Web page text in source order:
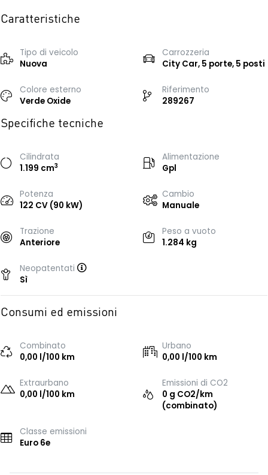
Caratteristiche
Tipo di veicolo
Nuova
Carrozzeria
City Car, 5 porte, 5 posti
Colore esterno
Verde Oxide
Riferimento
289267
Specifiche tecniche
Cilindrata
1.199 cm3
Alimentazione
Gpl
Potenza
122 CV (90 kW)
Cambio
Manuale
Trazione
Anteriore
Peso a vuoto
1.284 kg
Neopatentati
Sì
Consumi ed emissioni
Combinato
0,00 l/100 km
Urbano
0,00 l/100 km
Extraurbano
0,00 l/100 km
Emissioni di CO2
0 g CO2/km
(combinato)
Classe emissioni
Euro 6e